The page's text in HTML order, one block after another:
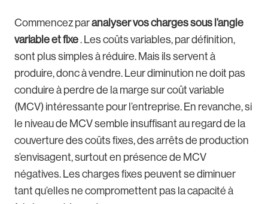
Commencez paranalyser vos charges sous l’angle
variable et fixe. Les coûts variables, par définition,
sont plus simples à réduire. Mais ils servent à
produire, donc à vendre. Leur diminution ne doit pas
conduire à perdre de la marge sur coût variable
(MCV) intéressante pour l’entreprise. En revanche, si
le niveau de MCV semble insuffisant au regard de la
couverture des coûts fixes, des arrêts de production
s’envisagent, surtout en présence de MCV
négatives. Les charges fixes peuvent se diminuer
tant qu’elles ne compromettent pas la capacité à